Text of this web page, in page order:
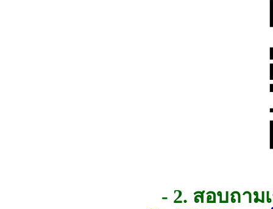
- 2. สอบถาม